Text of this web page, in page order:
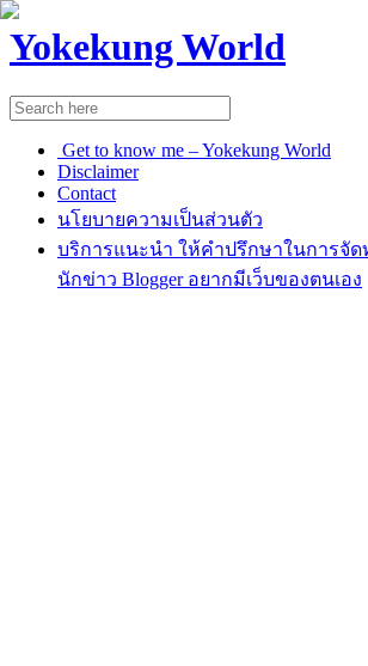
Yokekung World
Get to know me – Yokekung World
Disclaimer
Contact
นโยบายความเป็นส่วนตัว
บริการแนะนำ ให้คำปรึกษาในการจัด
นักข่าว Blogger อยากมีเว็บของตนเอง